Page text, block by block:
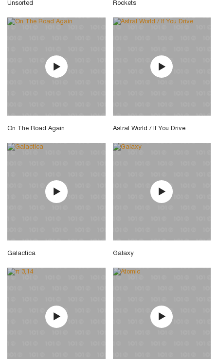
Unsorted Rockets
On The Road Again Astral World / If You Drive
Galactica Galaxy